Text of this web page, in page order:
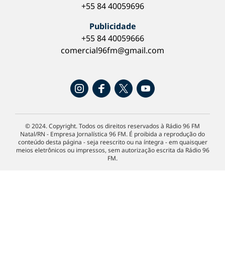
+55 84 40059696
Publicidade
+55 84 40059666
comercial96fm@gmail.com
© 2024. Copyright. Todos os direitos reservados à Rádio 96 FM
Natal/RN - Empresa Jornalística 96 FM. É proibida a reprodução do
conteúdo desta página - seja reescrito ou na íntegra - em quaisquer
meios eletrônicos ou impressos, sem autorização escrita da Rádio 96
FM.